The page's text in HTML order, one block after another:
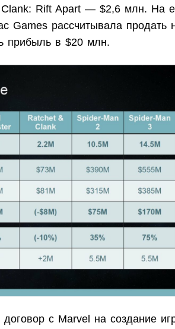
Rift Apart — $2,6 млн. На
Games рассчитывала продать
прибыль в $20 млн.
с Marvel на создание